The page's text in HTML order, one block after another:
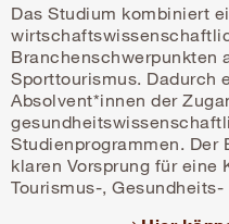
Das Studium kombiniert
Branchenschwerpunkten
Sporttourismus. Dadurch
Absolvent*innen der
Studienprogrammen. Der
klaren Vorsprung für eine
Tourismus-,